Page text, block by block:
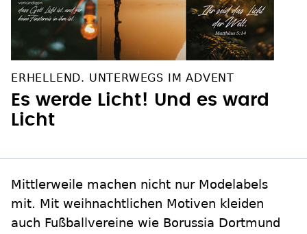
ERHELLEND. UNTERWEGS IM ADVENT
Es werde Licht! Und es ward
Licht
Mittlerweile machen nicht nur Modelabels
mit. Mit weihnachtlichen Motiven kleiden
auch Fußballvereine wie Borussia Dortmund